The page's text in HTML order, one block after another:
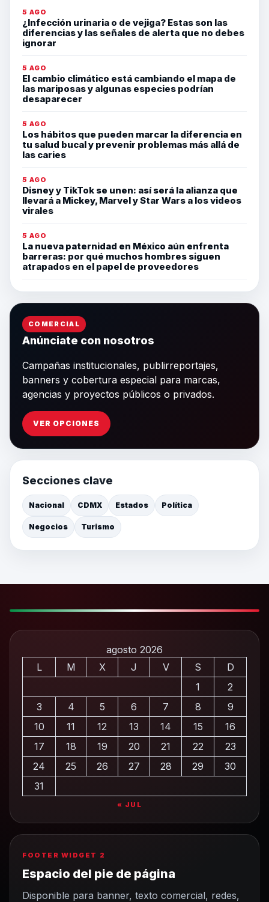
5 AGO
¿Infección urinaria o de vejiga? Estas son las
diferencias y las señales de alerta que no debes
ignorar
5 AGO
El cambio climático está cambiando el mapa de
las mariposas y algunas especies podrían
desaparecer
5 AGO
Los hábitos que pueden marcar la diferencia en
tu salud bucal y prevenir problemas más allá de
las caries
5 AGO
Disney y TikTok se unen: así será la alianza que
llevará a Mickey, Marvel y Star Wars a los videos
virales
5 AGO
La nueva paternidad en México aún enfrenta
barreras: por qué muchos hombres siguen
atrapados en el papel de proveedores
COMERCIAL
Anúnciate con nosotros
Campañas institucionales, publirreportajes,
banners y cobertura especial para marcas,
agencias y proyectos públicos o privados.
VER OPCIONES
Secciones clave
Nacional CDMX Estados Política
Negocios Turismo
agosto 2026
L
M X J V S
D
1
2
3
4 5 6 7 8
9
10
11 12 13 14 15
16
17
18 19 20 21 22
23
24
25 26 27 28 29
30
31
« JUL
FOOTER WIDGET 2
Espacio del pie de página
Disponible para banner, texto comercial, redes,